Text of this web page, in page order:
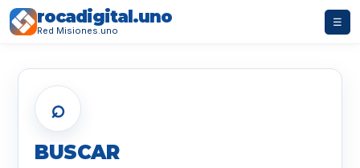
rocadigital.uno
Red Misiones.uno
☰
⌕
BUSCAR